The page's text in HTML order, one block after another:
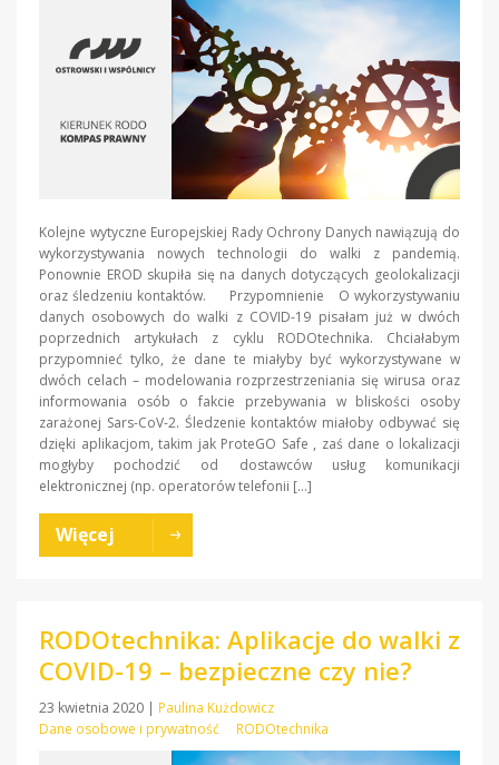
Kolejne wytyczne Europejskiej Rady Ochrony Danych nawiązują do
wykorzystywania nowych technologii do walki z pandemią.
Ponownie EROD skupiła się na danych dotyczących geolokalizacji
oraz śledzeniu kontaktów. Przypomnienie O wykorzystywaniu
danych osobowych do walki z COVID-19 pisałam już w dwóch
poprzednich artykułach z cyklu RODOtechnika. Chciałabym
przypomnieć tylko, że dane te miałyby być wykorzystywane w
dwóch celach – modelowania rozprzestrzeniania się wirusa oraz
informowania osób o fakcie przebywania w bliskości osoby
zarażonej Sars-CoV-2. Śledzenie kontaktów miałoby odbywać się
dzięki aplikacjom, takim jak ProteGO Safe , zaś dane o lokalizacji
mogłyby pochodzić od dostawców usług komunikacji
elektronicznej (np. operatorów telefonii […]
Więcej
RODOtechnika: Aplikacje do walki z
COVID-19 – bezpieczne czy nie?
23 kwietnia 2020 | Paulina Kużdowicz
Dane osobowe i prywatność
RODOtechnika